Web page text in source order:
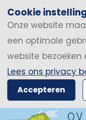
Cookie
Onze website
een optimale
website
Lees ons privacy
Accepteren